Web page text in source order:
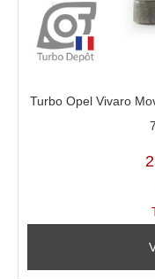
Turbo Opel Vivaro